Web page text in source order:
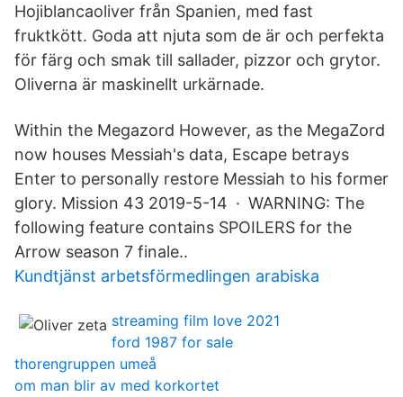
Hojiblancaoliver från Spanien, med fast
fruktkött. Goda att njuta som de är och perfekta
för färg och smak till sallader, pizzor och grytor.
Oliverna är maskinellt urkärnade.
Within the Megazord However, as the MegaZord
now houses Messiah's data, Escape betrays
Enter to personally restore Messiah to his former
glory. Mission 43 2019-5-14 · WARNING: The
following feature contains SPOILERS for the
Arrow season 7 finale..
Kundtjänst arbetsförmedlingen arabiska
streaming film love 2021
ford 1987 for sale
thorengruppen umeå
om man blir av med korkortet